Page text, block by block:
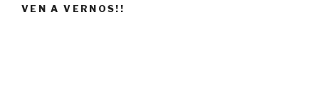
VEN A VERNOS!!